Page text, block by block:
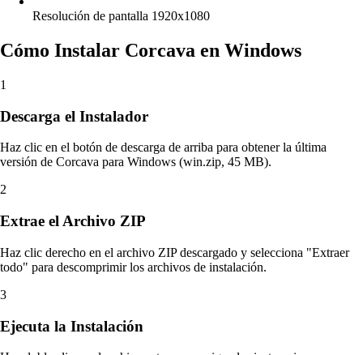
Resolución de pantalla 1920x1080
Cómo Instalar Corcava en Windows
1
Descarga el Instalador
Haz clic en el botón de descarga de arriba para obtener la última
versión de Corcava para Windows (win.zip, 45 MB).
2
Extrae el Archivo ZIP
Haz clic derecho en el archivo ZIP descargado y selecciona "Extraer
todo" para descomprimir los archivos de instalación.
3
Ejecuta la Instalación